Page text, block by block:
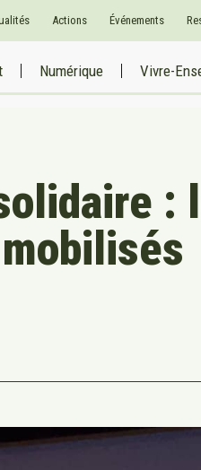
Actions Événements
Numérique Vivre-
: